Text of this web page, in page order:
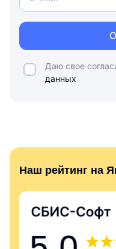
Даю свое
данных
Наш рейтинг на